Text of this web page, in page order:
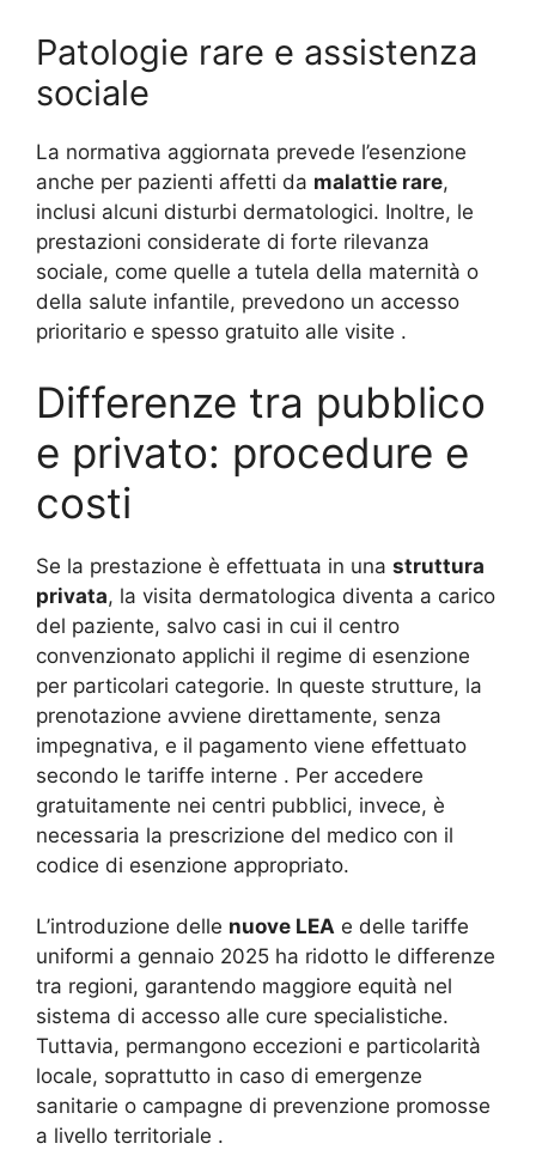
Patologie rare e assistenza
sociale
La normativa aggiornata prevede l’esenzione
anche per pazienti affetti da malattie rare,
inclusi alcuni disturbi dermatologici. Inoltre, le
prestazioni considerate di forte rilevanza
sociale, come quelle a tutela della maternità o
della salute infantile, prevedono un accesso
prioritario e spesso gratuito alle visite .
Differenze tra pubblico
e privato: procedure e
costi
Se la prestazione è effettuata in una struttura
privata, la visita dermatologica diventa a carico
del paziente, salvo casi in cui il centro
convenzionato applichi il regime di esenzione
per particolari categorie. In queste strutture, la
prenotazione avviene direttamente, senza
impegnativa, e il pagamento viene effettuato
secondo le tariffe interne . Per accedere
gratuitamente nei centri pubblici, invece, è
necessaria la prescrizione del medico con il
codice di esenzione appropriato.
L’introduzione delle nuove LEA e delle tariffe
uniformi a gennaio 2025 ha ridotto le differenze
tra regioni, garantendo maggiore equità nel
sistema di accesso alle cure specialistiche.
Tuttavia, permangono eccezioni e particolarità
locale, soprattutto in caso di emergenze
sanitarie o campagne di prevenzione promosse
a livello territoriale .